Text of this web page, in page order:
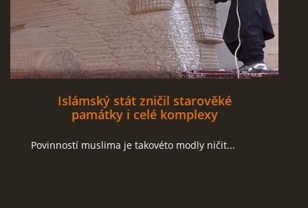
Islámský stát zničil starověké
památky i celé komplexy
Povinností muslima je takovéto modly ničit...